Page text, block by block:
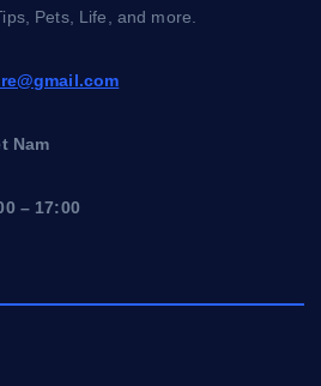
Pets, Life, and more.
Nam
– 17:00